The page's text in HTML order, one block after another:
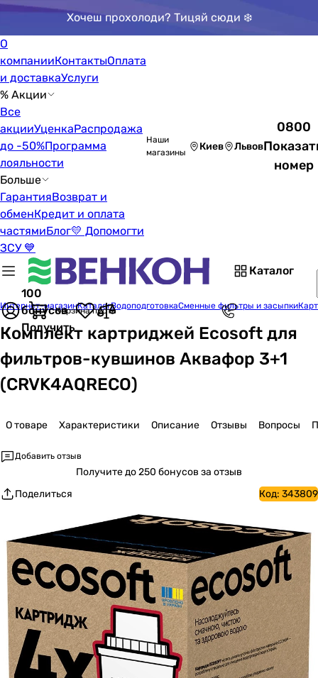
Хочеш прохолоди? Тицяй сюди ❄️
О
компанииКонтактыОплата
и доставкаУслуги
% Акции
Все
акцииУценкаРаспродажа
до -50%Программа
лояльности
Больше
ГарантияВозврат и
обменКредит и оплата
частямиБлог💛 Допомогти
ЗСУ 💙
Наши
магазины
Киев Львов
0800
номер
Каталог
100
бонусов
Получить
Корзина пуста
Интернет-магазинКаталогВодоподготовкаСменные фильтры и засыпки
Комплект картриджей Ecosoft для
фильтров-кувшинов Аквафор 3+1
(CRVK4AQRECO)
О товаре Характеристики Описание Отзывы Вопросы
Добавить отзыв
Получитедо 250 бонусов за отзыв
Поделиться
Код: 343809